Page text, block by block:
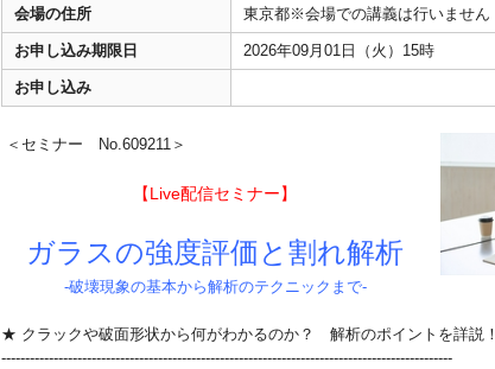
会場の住所 東京都※会場での講義は行いません
お申し込み期限日 2026年09月01日（火）15時
お申し込み
＜セミナー No.609211＞
【Live配信セミナー】
ガラスの強度評価と割れ解析
-破壊現象の基本から解析のテクニックまで-
★ クラックや破面形状から何がわかるのか？ 解析のポイントを詳説！
-----------------------------------------------------------------------------------------------